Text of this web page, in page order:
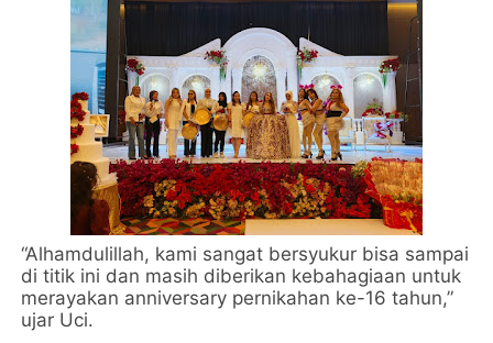
“Alhamdulillah, kami sangat bersyukur bisa sampai
di titik ini dan masih diberikan kebahagiaan untuk
merayakan anniversary pernikahan ke-16 tahun,”
ujar Uci.